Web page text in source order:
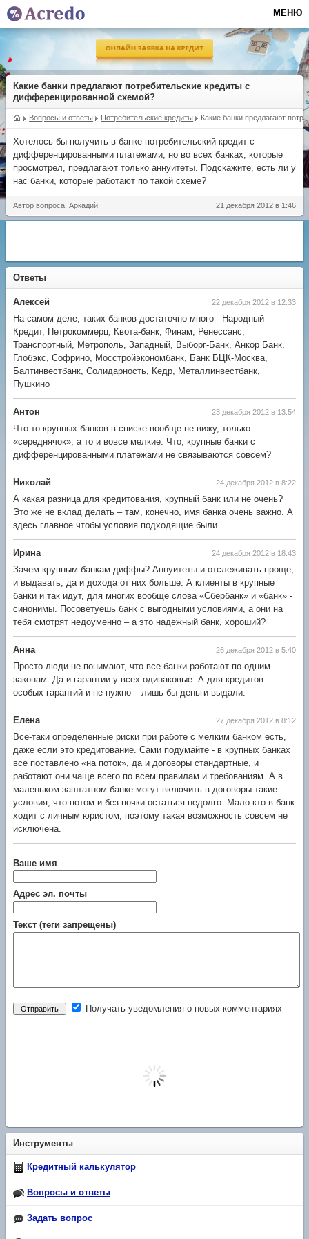
Какие банки предлагают потребительские кредиты с
дифференцированной схемой?
Вопросы и ответы Потребительские кредиты Какие банки предлагают
Хотелось бы получить в банке потребительский кредит с
дифференцированными платежами, но во всех банках, которые
просмотрел, предлагают только аннуитеты. Подскажите, есть ли у
нас банки, которые работают по такой схеме?
21 декабря 2012 в 1:46
Автор вопроса: Аркадий
Ответы
22 декабря 2012 в 12:33
Алексей
На самом деле, таких банков достаточно много - Народный
Кредит, Петрокоммерц, Квота-банк, Финам, Ренессанс,
Транспортный, Метрополь, Западный, Выборг-Банк, Анкор Банк,
Глобэкс, Софрино, Мосстройэкономбанк, Банк БЦК-Москва,
Балтинвестбанк, Солидарность, Кедр, Металлинвестбанк,
Пушкино
23 декабря 2012 в 13:54
Антон
Что-то крупных банков в списке вообще не вижу, только
«середнячок», а то и вовсе мелкие. Что, крупные банки с
дифференцированными платежами не связываются совсем?
24 декабря 2012 в 8:22
Николай
А какая разница для кредитования, крупный банк или не очень?
Это же не вклад делать – там, конечно, имя банка очень важно. А
здесь главное чтобы условия подходящие были.
24 декабря 2012 в 18:43
Ирина
Зачем крупным банкам диффы? Аннуитеты и отслеживать проще,
и выдавать, да и дохода от них больше. А клиенты в крупные
банки и так идут, для многих вообще слова «Сбербанк» и «банк» -
синонимы. Посоветуешь банк с выгодными условиями, а они на
тебя смотрят недоуменно – а это надежный банк, хороший?
26 декабря 2012 в 5:40
Анна
Просто люди не понимают, что все банки работают по одним
законам. Да и гарантии у всех одинаковые. А для кредитов
особых гарантий и не нужно – лишь бы деньги выдали.
27 декабря 2012 в 8:12
Елена
Все-таки определенные риски при работе с мелким банком есть,
даже если это кредитование. Сами подумайте - в крупных банках
все поставлено «на поток», да и договоры стандартные, и
работают они чаще всего по всем правилам и требованиям. А в
маленьком заштатном банке могут включить в договоры такие
условия, что потом и без почки остаться недолго. Мало кто в банк
ходит с личным юристом, поэтому такая возможность совсем не
исключена.
Ваше имя
Адрес эл. почты
Текст (теги запрещены)
Получать уведомления о новых комментариях
Инструменты
Кредитный калькулятор
Вопросы и ответы
Задать вопрос
МЕНЮ